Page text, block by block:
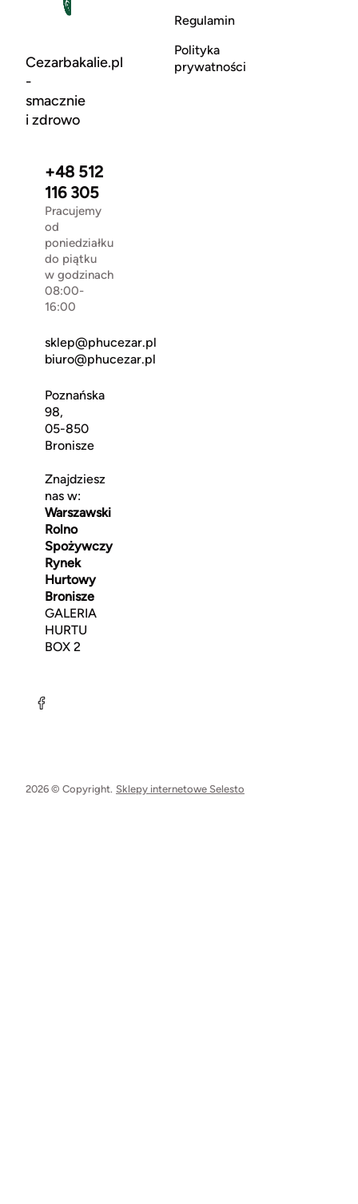
Cezarbakalie.pl
-
smacznie
i zdrowo
+48 512
116 305
Pracujemy
od
poniedziałku
do piątku
w godzinach
08:00-
16:00
sklep@phucezar.pl
biuro@phucezar.pl
Poznańska
98,
05-850
Bronisze
Znajdziesz
nas w:
Warszawski
Rolno
Spożywczy
Rynek
Hurtowy
Bronisze
GALERIA
HURTU
BOX 2
Regulamin
Polityka
prywatności
2026 © Copyright. Sklepy internetowe Selesto